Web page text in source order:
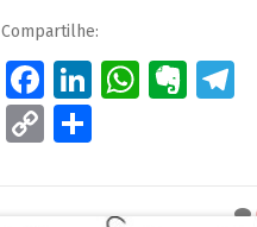
Compartilhe:
Facebook
LinkedIn
Copy